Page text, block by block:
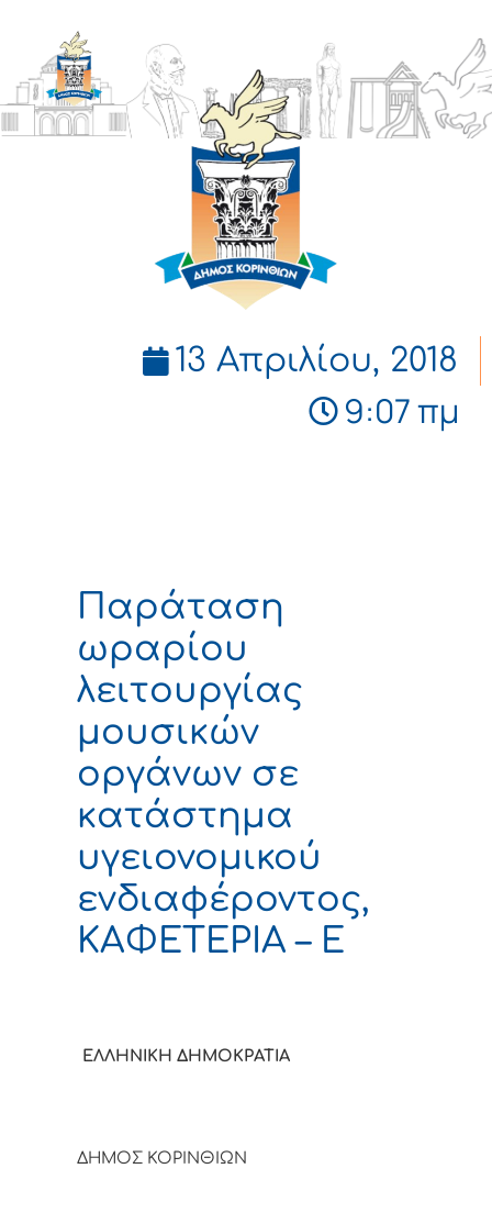
ΔΗΜΟΣ
ΚΟΡΙΝΘΙΩΝ
13 Απριλίου, 2018
9:07 πμ
Παράταση
ωραρίου
λειτουργίας
μουσικών
οργάνων σε
κατάστημα
υγειονομικού
ενδιαφέροντος,
ΚΑΦΕΤΕΡΙΑ – Ε
ΕΛΛΗΝΙΚΗ ΔΗΜΟΚΡΑΤΙΑ
ΔΗΜΟΣ ΚΟΡΙΝΘΙΩΝ